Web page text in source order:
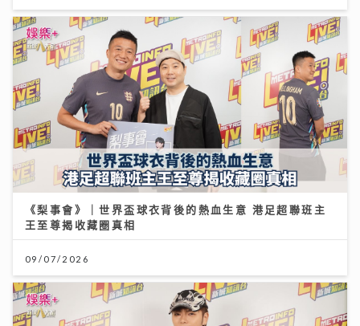
《梨事會》｜世界盃球衣背後的熱血生意 港足超聯班主
王至尊揭收藏圈真相
09/07/2026